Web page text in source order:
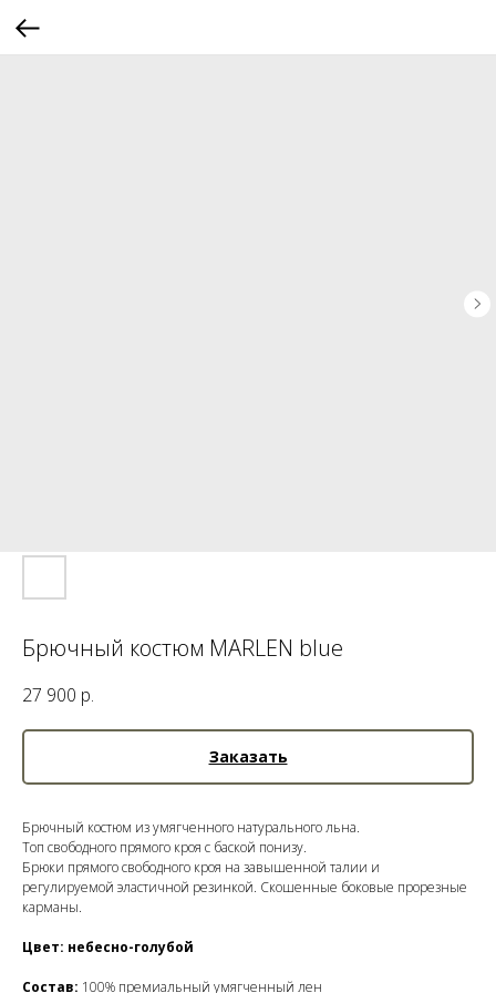
Брючный костюм MARLEN blue
27 900 р.
Заказать
Брючный костюм из умягченного натурального льна.
Топ свободного прямого кроя с баской понизу.
Брюки прямого свободного кроя на завышенной талии и
регулируемой эластичной резинкой. Скошенные боковые прорезные
карманы.
Цвет: небесно-голубой
Состав: 100% премиальный умягченный лен